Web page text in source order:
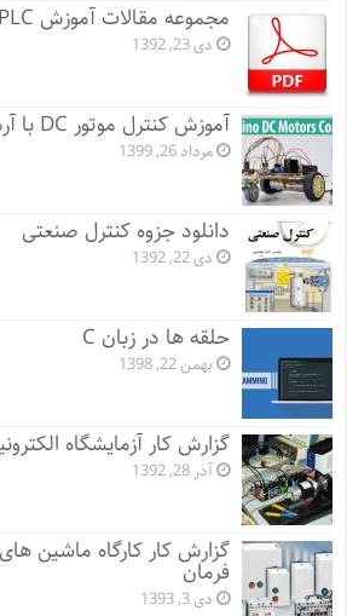
مجموعه مقالات آموزش PLC
دی 23, 1392
آموزش کنترل موتور DC با آردوینو
مرداد 26, 1399
دانلود جزوه کنترل صنعتی
دی 22, 1392
حلقه ها در زبان C
بهمن 22, 1398
گزارش کار آزمایشگاه
آذر 28, 1392
گزارش کار کارگاه ماشین
فرمان
دی 3, 1393